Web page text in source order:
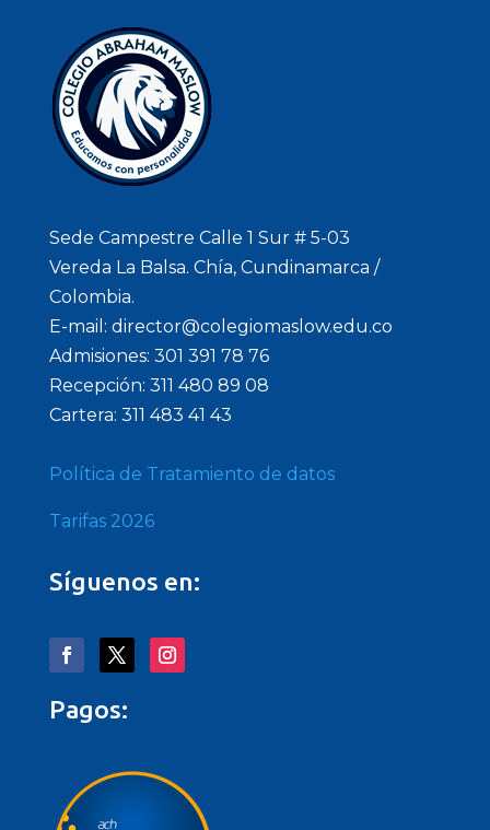
Sede Campestre Calle 1 Sur # 5-03
Vereda La Balsa. Chía, Cundinamarca /
Colombia.
E-mail: director@colegiomaslow.edu.co
Admisiones: 301 391 78 76
Recepción: 311 480 89 08
Cartera: 311 483 41 43
Política de Tratamiento de datos
Tarifas 2026
Síguenos en:
Pagos: